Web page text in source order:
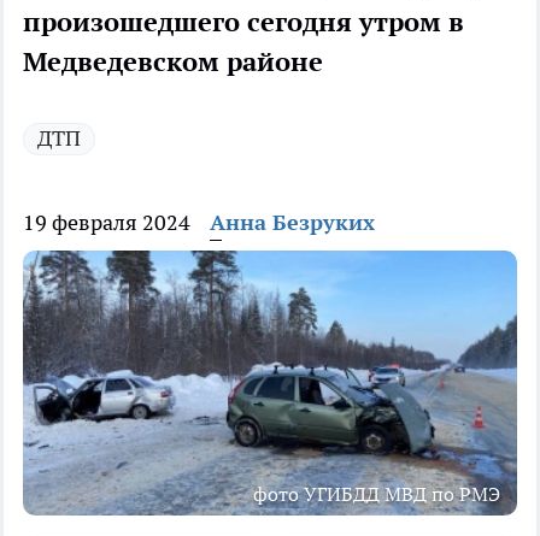
произошедшего сегодня утром в
Медведевском районе
ДТП
19 февраля 2024 Анна Безруких
фото УГИБДД МВД по РМЭ